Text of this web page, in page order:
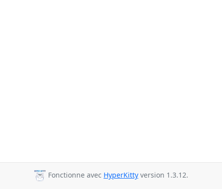
Fonctionne avec HyperKitty version 1.3.12.